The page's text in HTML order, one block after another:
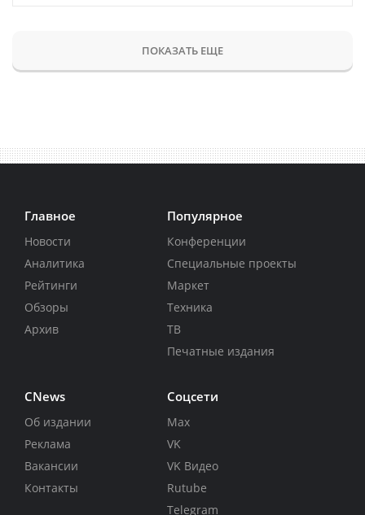
ПОКАЗАТЬ ЕЩЕ
Главное
Новости
Аналитика
Рейтинги
Обзоры
Архив
Популярное
Конференции
Специальные проекты
Маркет
Техника
ТВ
Печатные издания
CNews
Об издании
Реклама
Вакансии
Контакты
Соцсети
Max
VK
VK Видео
Rutube
Telegram